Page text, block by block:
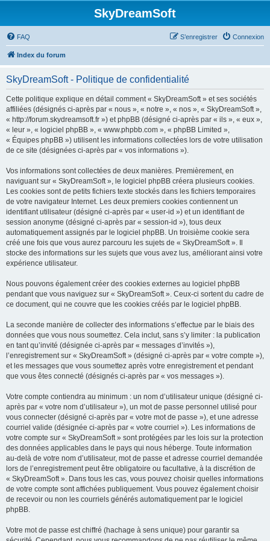
SkyDreamSoft
FAQ Connexion
S’enregistrer
Index du forum
SkyDreamSoft - Politique de confidentialité
Cette politique explique en détail comment « SkyDreamSoft » et ses sociétés
affiliées (désignés ci-après par « nous », « notre », « nos », « SkyDreamSoft »,
« http://forum.skydreamsoft.fr ») et phpBB (désigné ci-après par « ils », « eux »,
« leur », « logiciel phpBB », « www.phpbb.com », « phpBB Limited »,
« Équipes phpBB ») utilisent les informations collectées lors de votre utilisation
de ce site (désignées ci-après par « vos informations »).
Vos informations sont collectées de deux manières. Premièrement, en
naviguant sur « SkyDreamSoft », le logiciel phpBB créera plusieurs cookies.
Les cookies sont de petits fichiers texte stockés dans les fichiers temporaires
de votre navigateur Internet. Les deux premiers cookies contiennent un
identifiant utilisateur (désigné ci-après par « user-id ») et un identifiant de
session anonyme (désigné ci-après par « session-id »), tous deux
automatiquement assignés par le logiciel phpBB. Un troisième cookie sera
créé une fois que vous aurez parcouru les sujets de « SkyDreamSoft ». Il
stocke des informations sur les sujets que vous avez lus, améliorant ainsi votre
expérience utilisateur.
Nous pouvons également créer des cookies externes au logiciel phpBB
pendant que vous naviguez sur « SkyDreamSoft ». Ceux-ci sortent du cadre de
ce document, qui ne couvre que les cookies créés par le logiciel phpBB.
La seconde manière de collecter des informations s’effectue par le biais des
données que vous nous soumettez. Cela inclut, sans s’y limiter : la publication
en tant qu’invité (désignée ci-après par « messages d’invités »),
l’enregistrement sur « SkyDreamSoft » (désigné ci-après par « votre compte »),
et les messages que vous soumettez après votre enregistrement et pendant
que vous êtes connecté (désignés ci-après par « vos messages »).
Votre compte contiendra au minimum : un nom d’utilisateur unique (désigné ci-
après par « votre nom d’utilisateur »), un mot de passe personnel utilisé pour
vous connecter (désigné ci-après par « votre mot de passe »), et une adresse
courriel valide (désignée ci-après par « votre courriel »). Les informations de
votre compte sur « SkyDreamSoft » sont protégées par les lois sur la protection
des données applicables dans le pays qui nous héberge. Toute information
au-delà de votre nom d’utilisateur, mot de passe et adresse courriel demandée
lors de l’enregistrement peut être obligatoire ou facultative, à la discrétion de
« SkyDreamSoft ». Dans tous les cas, vous pouvez choisir quelles informations
de votre compte sont affichées publiquement. Vous pouvez également choisir
de recevoir ou non les courriels générés automatiquement par le logiciel
phpBB.
Votre mot de passe est chiffré (hachage à sens unique) pour garantir sa